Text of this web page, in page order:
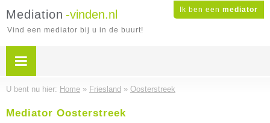
Ik ben een mediator
Mediation -vinden.nl
Vind een mediator bij u in de buurt!
U bent nu hier: Home » Friesland » Oosterstreek
Mediator Oosterstreek